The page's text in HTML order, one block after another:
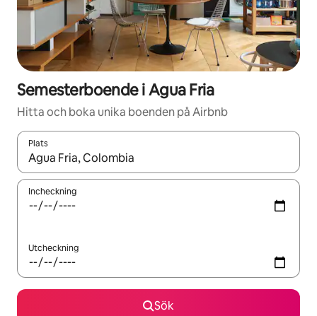
Semesterboende i Agua Fria
Hitta och boka unika boenden på Airbnb
Plats
När resultaten är tillgängliga kan du navigera med upp- och
Incheckning
Utcheckning
Sök